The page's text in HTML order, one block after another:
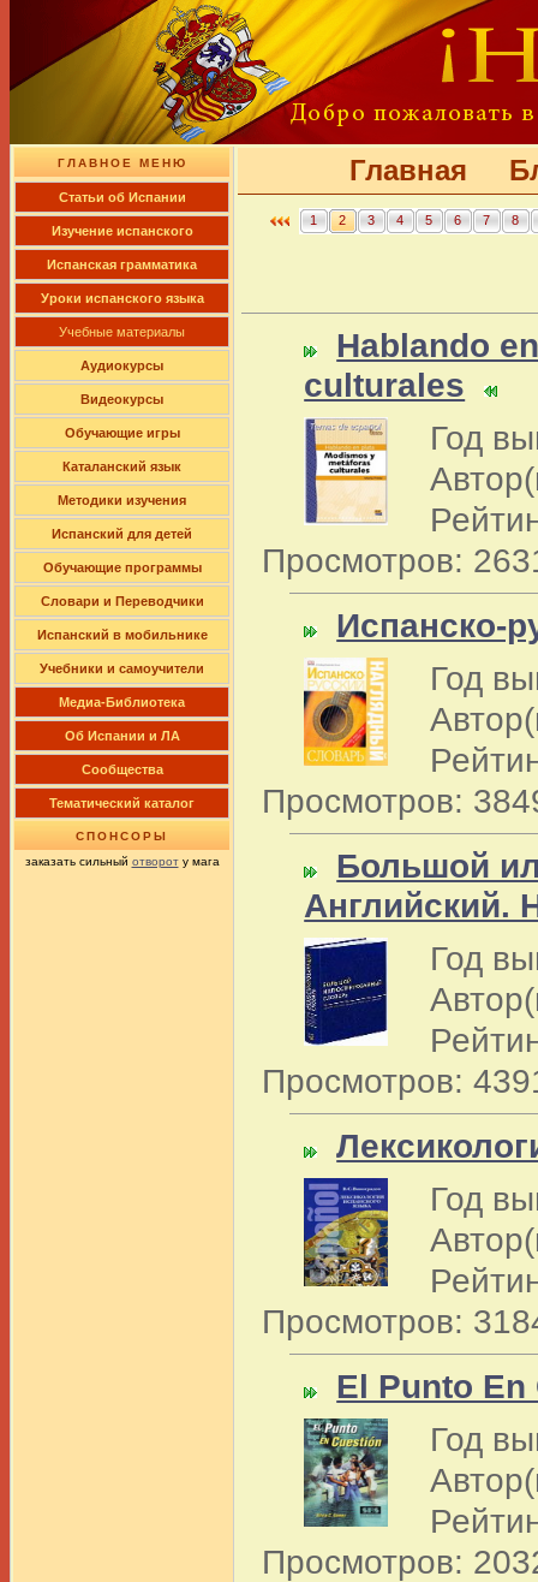
ГЛАВНОЕ МЕНЮ
Cтатьи об Испании
Изучение испанского
Испанская грамматика
Уроки испанского языка
Учебные материалы
Аудиокурсы
Видеокурсы
Обучающие игры
Каталанский язык
Методики изучения
Испанский для детей
Обучающие программы
Словари и Переводчики
Испанский в мобильнике
Учебники и самоучители
Медиа-Библиотека
Об Испании и ЛА
Сообщества
Тематический каталог
СПОНСОРЫ
заказать сильный отвороту мага
Главная
1 2 3 4 5 6 7 8
Hablando
culturales
Год
Просмотров:
Испанско-
Год
Просмотров:
Большой
Английский.
Год
Просмотров:
Год
Просмотров:
El Punto
Год
Просмотров: